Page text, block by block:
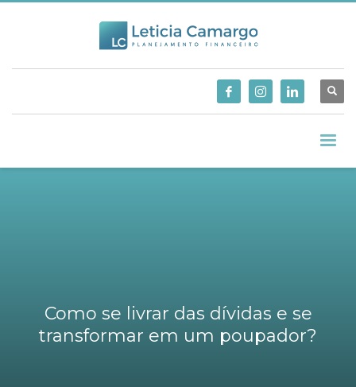
Como se livrar das dívidas e se
transformar em um poupador?